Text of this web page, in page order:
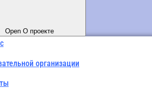
Open О проекте
организации